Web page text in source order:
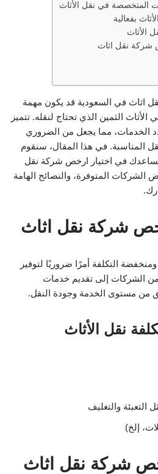
المتخصصة في نقل الأثاث
بفعالية
الأثاث
شركة نقل اثاث
اثاث في السعودية قد يكون مهمة
الثمين الذي تحتاج لنقله. تتميز
الخدمات، مما يجعل من الضروري
المناسبة. في هذا المقال، سنقوم
في اختيار ارخص شركة نقل
الشركات المتوفرة، والنصائح الهامة
شركة نقل اثاث
التكلفة أمرًا ضروريًا لتوفير
الشركات إلى تقديم خدمات
من مستوى الخدمة وجودة النقل.
نقل الأثاث
التعبئة والتغليف
إلخ)
شركة نقل اثاث